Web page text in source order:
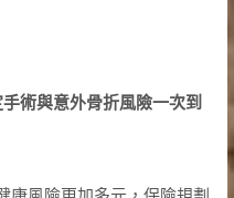
術與意外骨折風險一次到